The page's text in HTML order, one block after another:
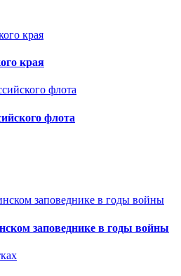
края
флота
заповеднике в годы войны